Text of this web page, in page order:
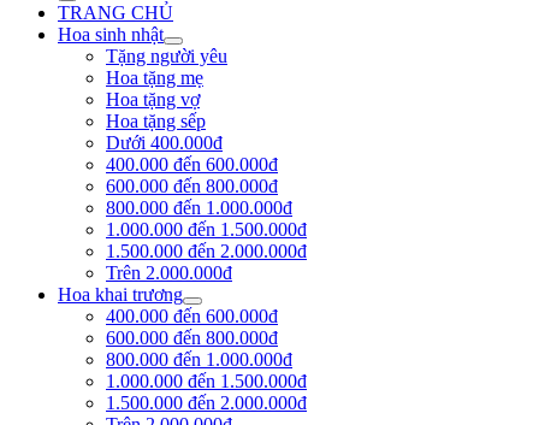
TRANG CHỦ
Hoa sinh nhật
Tặng người yêu
Hoa tặng mẹ
Hoa tặng vợ
Hoa tặng sếp
Dưới 400.000đ
400.000 đến 600.000đ
600.000 đến 800.000đ
800.000 đến 1.000.000đ
1.000.000 đến 1.500.000đ
1.500.000 đến 2.000.000đ
Trên 2.000.000đ
Hoa khai trương
400.000 đến 600.000đ
600.000 đến 800.000đ
800.000 đến 1.000.000đ
1.000.000 đến 1.500.000đ
1.500.000 đến 2.000.000đ